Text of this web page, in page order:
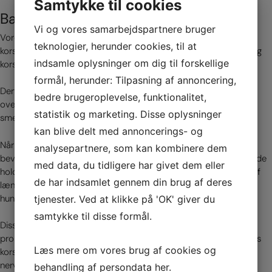
Bækkensmerter og lænden
Vores nederste lændehvirvler har direkte kontakt med vores
korsben. Der er endda en disk mellem nedereste lændehvivlen og
korsbenet.
Derfor kan lændeproblemer med låsninger, discusprolaps, slid,
overtræning, inaktivitet, hekseskud mv være årsag til du får
smerter i bækkenet og faktisk også omvendt.
Når du svajer din lænd laver dit korsben en modsa rettet
bevægelse, en såkaldt nutation. Det giver den anderumpelignende
holdning og når du falder sammen eller bøjer den nederste del af
lænden laver dit korsben en counternutation. Det er lige som en
hund der trækker halen ind under sig.
Disse bevægelser kan blive begrænset hvis du har ovennævte
problemer med lænden og det kan påvirke bevægelsen af vores
korsben og vores SI-led. Det kan også give problemer med
nerveforsyning samt blod til og fra førsel videre ned i benene.
Samtykke til cookies
Vi og vores samarbejdspartnere bruger
teknologier, herunder cookies, til at
indsamle oplysninger om dig til forskellige
formål, herunder: Tilpasning af annoncering,
bedre brugeroplevelse, funktionalitet,
statistik og marketing. Disse oplysninger
kan blive delt med annoncerings- og
analysepartnere, som kan kombinere dem
med data, du tidligere har givet dem eller
de har indsamlet gennem din brug af deres
tjenester. Ved at klikke på 'OK' giver du
samtykke til disse formål.
Læs mere om vores brug af cookies og
behandling af persondata her.